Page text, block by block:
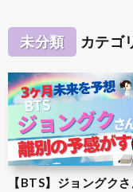
未分類 カテゴ
【BTS】ジョングク